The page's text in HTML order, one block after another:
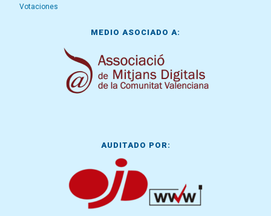
Votaciones
MEDIO ASOCIADO A:
AUDITADO POR: